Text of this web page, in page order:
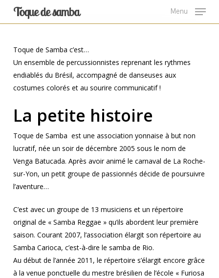
Toque de samba Menu
Toque de Samba c’est…
Un ensemble de percussionnistes reprenant les rythmes
endiablés du Brésil, accompagné de danseuses aux
costumes colorés et au sourire communicatif !
La petite histoire
Toque de Samba est une association yonnaise à but non
lucratif, née un soir de décembre 2005 sous le nom de
Venga Batucada. Après avoir animé le carnaval de La Roche-
sur-Yon, un petit groupe de passionnés décide de poursuivre
l’aventure…
C’est avec un groupe de 13 musiciens et un répertoire
original de « Samba Reggae » qu’ils abordent leur première
saison. Courant 2007, l’association élargit son répertoire au
Samba Carioca, c’est-à-dire le samba de Rio.
Au début de l’année 2011, le répertoire s’élargit encore grâce
à la venue ponctuelle du mestre brésilien de l’école « Furiosa